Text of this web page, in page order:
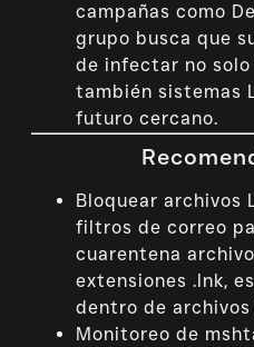
campañas como
grupo busca que
de infectar no solo
también sistemas
futuro cercano.
Bloquear archivos
filtros de correo
cuarentena
extensiones.lnk,
dentro de archivos
Monitoreo de